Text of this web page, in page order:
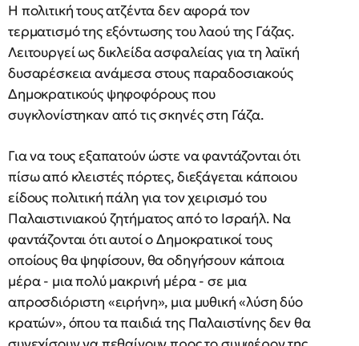
Η πολιτική τους ατζέντα δεν αφορά τον
τερματισμό της εξόντωσης του λαού της Γάζας.
Λειτουργεί ως δικλείδα ασφαλείας για τη λαϊκή
δυσαρέσκεια ανάμεσα στους παραδοσιακούς
Δημοκρατικούς ψηφοφόρους που
συγκλονίστηκαν από τις σκηνές στη Γάζα.
Για να τους εξαπατούν ώστε να φαντάζονται ότι
πίσω από κλειστές πόρτες, διεξάγεται κάποιου
είδους πολιτική πάλη για τον χειρισμό του
Παλαιστινιακού ζητήματος από το Ισραήλ. Να
φαντάζονται ότι αυτοί ο Δημοκρατικοί τους
οποίους θα ψηφίσουν, θα οδηγήσουν κάποια
μέρα - μια πολύ μακρινή μέρα - σε μια
απροσδιόριστη «ειρήνη», μια μυθική «λύση δύο
κρατών», όπου τα παιδιά της Παλαιστίνης δεν θα